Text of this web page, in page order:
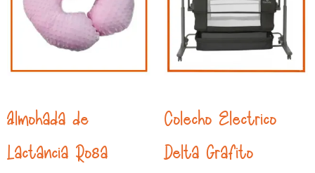
Almohada de
Lactancia Rosa
Colecho Electrico
Delta Grafito